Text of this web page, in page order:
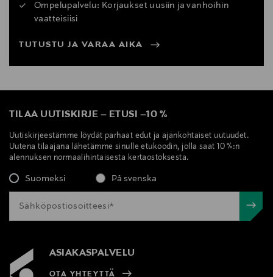
Ompelupalvelu: Korjaukset uusiin ja vanhoihin
vaatteisiisi
TUTUSTU JA VARAA AIKA
TILAA UUTISKIRJE – ETUSI –10 %
Uutiskirjeestämme löydät parhaat edut ja ajankohtaiset uutuudet.
Uutena tilaajana lähetämme sinulle etukoodin, jolla saat 10 %:n
alennuksen normaalihintaisesta kertaostoksesta.
Suomeksi På svenska
ASIAKASPALVELU
OTA YHTEYTTÄ